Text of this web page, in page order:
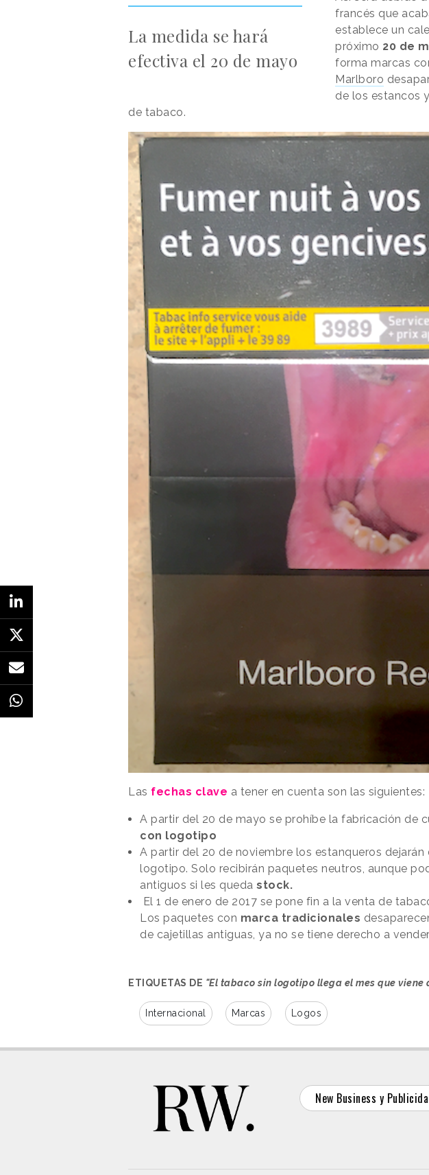
La medida se hará
efectiva el 20 de mayo
francés que
establece un
próximo 20 de
forma marcas
Marlboro
de los estancos
de ta­baco.
Las fechas clave a tener en cuenta son las siguientes:
A partir del 20 de mayo se prohíbe la fabricación de
con logotipo
A partir del 20 de noviembre los estanqueros
logotipo. Solo recibirán paquetes neutros, aunque
antiguos si les queda stock.
El 1 de enero de 2017 se pone fin a la venta de
Los paquetes con marca tradicionales
de cajetillas antiguas, ya no se tiene derecho a
ETIQUETAS DE "El tabaco sin logotipo llega el mes que viene
Internacional Marcas Logos
New Business y